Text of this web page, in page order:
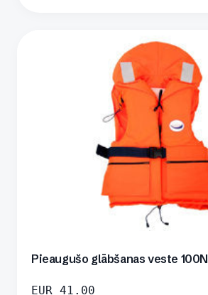
Pieaugušo glābšanas veste 100N
EUR 41.00